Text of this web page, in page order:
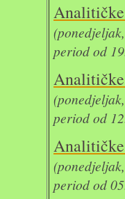
period od
period od
period od